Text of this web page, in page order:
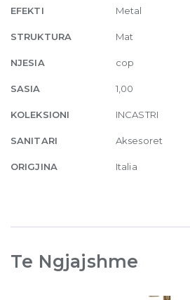
Bronze
EFEKTI Metal
STRUKTURA Mat
NJESIA cop
SASIA 1,00
KOLEKSIONI INCASTRI
SANITARI Aksesoret
ORIGJINA Italia
Te Ngjajshme